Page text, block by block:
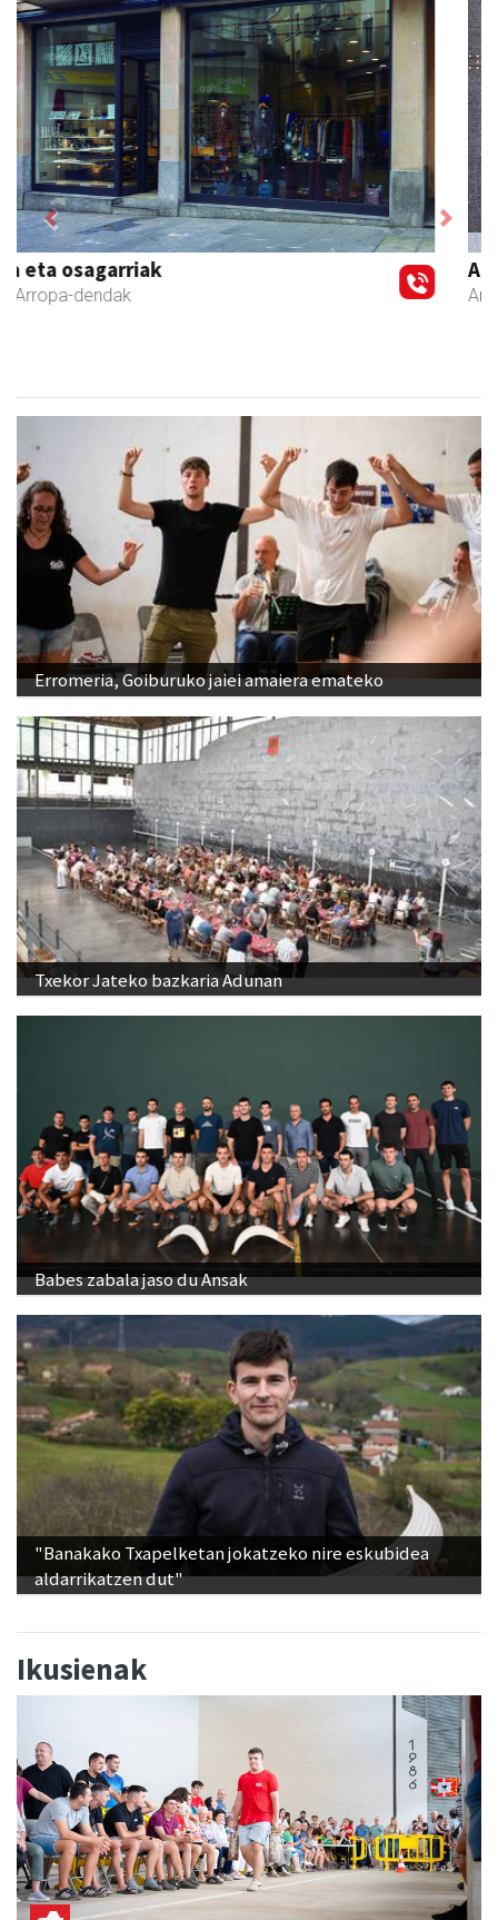
Amasa kafetegia
Amasa-Villabona
Previous Next
Erromeria, Goiburuko jaiei amaiera emateko
Txekor Jateko bazkaria Adunan
Babes zabala jaso du Ansak
"Banakako Txapelketan jokatzeko nire eskubidea
aldarrikatzen dut"
Ikusienak